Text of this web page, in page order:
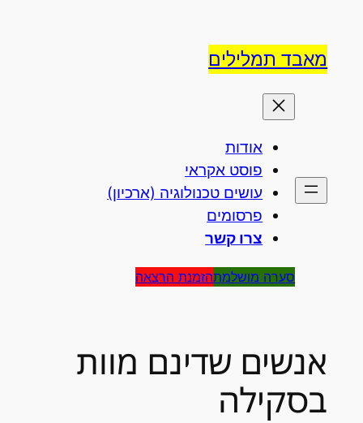
מאבד תמלילים
אודות
פוסט אקראי
עושים טכנולוגיה (ארכיון)
פרסומים
צרו קשר
סערה מושלמתהזמנת הרצאה
אנשים שדינם מוות
בסקילה